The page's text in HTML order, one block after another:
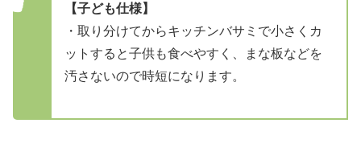
【子ども仕様】
・取り分けてからキッチンバサミで小さくカ
ットすると子供も食べやすく、まな板などを
汚さないので時短になります。